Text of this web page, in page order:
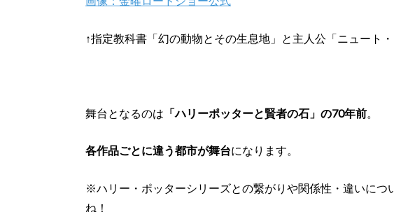
↑指定教科書「幻の動物とその生息地」と主人公「ニュート・
舞台となるのは 「ハリーポッターと賢者の石」の70年前
各作品ごとに違う都市が舞台になります。
※ハリー・ポッターシリーズとの繋がりや関係性・違いにつ
ね！